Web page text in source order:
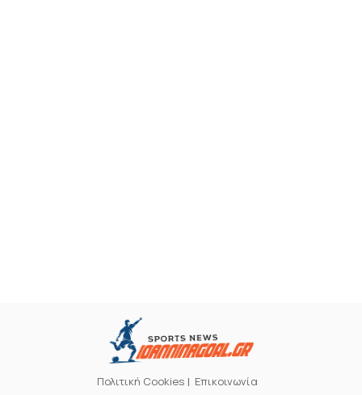
Πολιτική Cookies Επικοινωνία